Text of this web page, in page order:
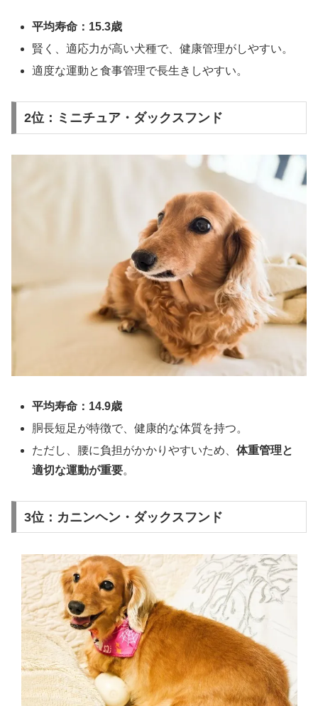
平均寿命：15.3歳
賢く、適応力が高い犬種で、健康管理がしやすい。
適度な運動と食事管理で長生きしやすい。
2位：ミニチュア・ダックスフンド
平均寿命：14.9歳
胴長短足が特徴で、健康的な体質を持つ。
ただし、腰に負担がかかりやすいため、体重管理と
適切な運動が重要。
3位：カニンヘン・ダックスフンド